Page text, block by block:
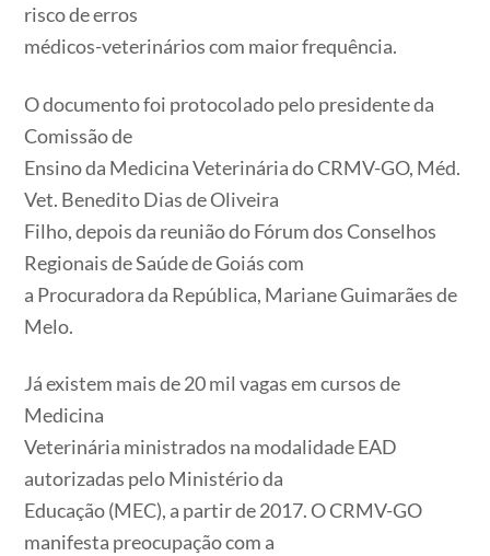
risco de erros
médicos-veterinários com maior frequência.
O documento foi protocolado pelo presidente da
Comissão de
Ensino da Medicina Veterinária do CRMV-GO, Méd.
Vet. Benedito Dias de Oliveira
Filho, depois da reunião do Fórum dos Conselhos
Regionais de Saúde de Goiás com
a Procuradora da República, Mariane Guimarães de
Melo.
Já existem mais de 20 mil vagas em cursos de
Medicina
Veterinária ministrados na modalidade EAD
autorizadas pelo Ministério da
Educação (MEC), a partir de 2017. O CRMV-GO
manifesta preocupação com a